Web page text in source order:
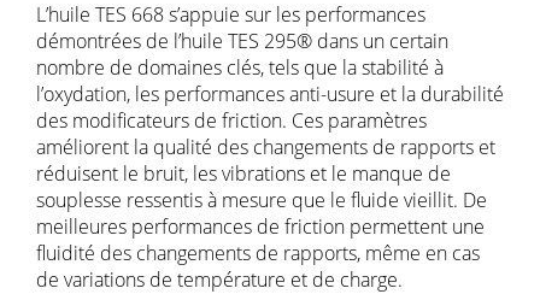
L’huile TES 668 s’appuie sur les performances
démontrées de l’huile TES 295® dans un certain
nombre de domaines clés, tels que la stabilité à
l’oxydation, les performances anti-usure et la durabilité
des modificateurs de friction. Ces paramètres
améliorent la qualité des changements de rapports et
réduisent le bruit, les vibrations et le manque de
souplesse ressentis à mesure que le fluide vieillit. De
meilleures performances de friction permettent une
fluidité des changements de rapports, même en cas
de variations de température et de charge.